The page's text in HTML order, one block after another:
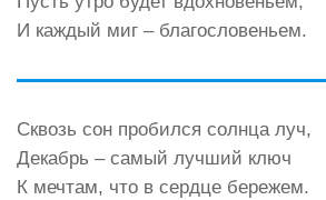
И каждый миг – благословеньем.
Сквозь сон пробился солнца луч,
Декабрь – самый лучший ключ
К мечтам, что в сердце бережем.